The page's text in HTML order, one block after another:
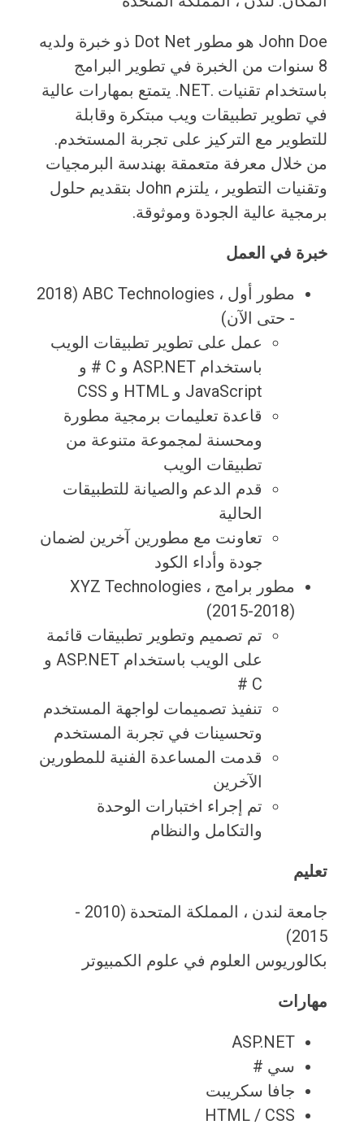
John Doe هو مطور Dot Net ذو خبرة ولديه
8 سنوات من الخبرة في تطوير البرامج
باستخدام تقنيات .NET. يتمتع بمهارات عالية
في تطوير تطبيقات ويب مبتكرة وقابلة
للتطوير مع التركيز على تجربة المستخدم.
من خلال معرفة متعمقة بهندسة البرمجيات
وتقنيات التطوير ، يلتزم John بتقديم حلول
برمجية عالية الجودة وموثوقة.
خبرة في العمل
مطور أول ، ABC Technologies (2018
- حتى الآن)
عمل على تطوير تطبيقات الويب
باستخدام ASP.NET و C # و
JavaScript و HTML و CSS
قاعدة تعليمات برمجية مطورة
ومحسنة لمجموعة متنوعة من
تطبيقات الويب
قدم الدعم والصيانة للتطبيقات
الحالية
تعاونت مع مطورين آخرين لضمان
جودة وأداء الكود
مطور برامج ، XYZ Technologies
(2015-2018)
تم تصميم وتطوير تطبيقات قائمة
على الويب باستخدام ASP.NET و
C #
تنفيذ تصميمات لواجهة المستخدم
وتحسينات في تجربة المستخدم
قدمت المساعدة الفنية للمطورين
الآخرين
تم إجراء اختبارات الوحدة
والتكامل والنظام
تعليم
جامعة لندن ، المملكة المتحدة (2010 -
2015)
بكالوريوس العلوم في علوم الكمبيوتر
مهارات
ASP.NET
سي #
جافا سكريبت
HTML / CSS